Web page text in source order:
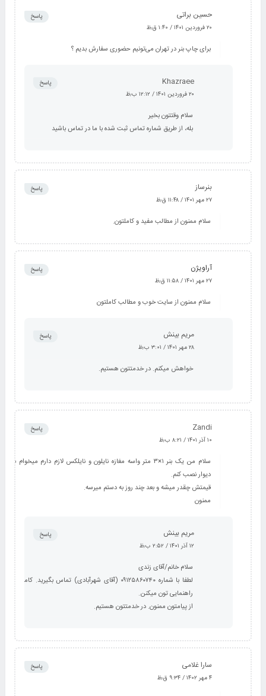
حسین براتی
۲۰ فروردین ۱۴۰۱ / ۱:۴۰ ق٫ظ
پاسخ
برای چاپ بنر در تهران می‌تونیم حضوری سفارش بدیم ؟
Khazraee
۲۰ فروردین ۱۴۰۱ / ۱۲:۱۲ ب٫ظ
پاسخ
سلام وقتتون بخیر
بله، از طریق شماره تماس ثبت شده با ما در تماس باشید
بنرساز
۲۷ مهر ۱۴۰۱ / ۱۱:۴۸ ق٫ظ
پاسخ
سلام ممنون از مطالب مفید و کاملتون.
آراویژن
۲۷ مهر ۱۴۰۱ / ۱۱:۵۸ ق٫ظ
پاسخ
سلام ممنون از سایت خوب و مطالب کاملتون
مریم بینش
۲۸ مهر ۱۴۰۱ / ۳:۰۱ ب٫ظ
پاسخ
خواهش میکنم. در خدمتتون هستیم.
Zandi
۱۰ آذر ۱۴۰۱ / ۸:۲۱ ب٫ظ
پاسخ
سلام من یک بنر ۱×۳ متر واسه مغازه نایلون و نایلکس لازم دارم میخوام به
دیوار نصب کنم.
قیمتش چقدر میشه و بعد چند روز به دستم میرسه.
ممنون
مریم بینش
۱۲ آذر ۱۴۰۱ / ۲:۵۲ ب٫ظ
پاسخ
سلام خانم/آقای زندی
لطفا با شماره ۰۹۱۲۵۸۶۰۷۴۰ (آقای شهرآبادی) تماس بگیرید. کامل
راهنمایی تون میکنن.
از پیامتون ممنون. در خدمتتون هستیم.
سارا غلامی
۴ مهر ۱۴۰۲ / ۹:۳۴ ق٫ظ
پاسخ